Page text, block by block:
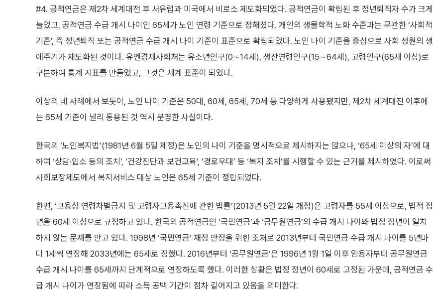
#4. 공적연금은 제2차 세계대전 후 서유럽과 미국에서 비로소 제도화되었다. 공적연금이 확립된 후 정년퇴직자 수가 크게
늘었고, 공적연금 수급 개시 나이인 65세가 노인 연령 기준으로 정해졌다. 개인의 생물학적 노화 수준과는 무관한 ‘사회적
기준’, 즉 정년퇴직 또는 공적연금 수급 개시 나이 기준이 표준으로 확립되었다. 노인 나이 기준을 중심으로 사회 성원의 생
애주기가 제도화된 것이다. 유엔경제사회처는 유소년인구(0∼14세), 생산연령인구(15∼64세), 고령인구(65세 이상)로
구분하여 통계 지표를 만들었고, 그것은 세계 표준이 되었다.
이상의 네 사례에서 보듯이, 노인 나이 기준은 50대, 60세, 65세, 70세 등 다양하게 사용됐지만, 제2차 세계대전 이후에
는 65세 기준이 널리 통용된 것 역시 분명한 사실이다.
한국의 ‘노인복지법’(1981년 6월 5일 제정)은 노인의 나이 기준을 명시적으로 제시하지는 않으나, ‘65세 이상의 자’에 대
하여 ‘상담·입소 등의 조치’, ‘건강진단과 보건교육’, ‘경로우대’ 등 ‘복지 조치’를 시행할 수 있는 근거를 제시하였다. 이로써
사회보장제도에서 복지서비스 대상 노인은 65세 기준이 정립되었다.
한편, ‘고용상 연령차별금지 및 고령자고용촉진에 관한 법률’(2013년 5월 22일 개정)은 고령자를 55세 이상으로, 법적 정
년을 60세 이상으로 규정하고 있다. 한국의 공적연금인 ‘국민연금’과 ‘공무원연금’의 수급 개시 나이와 법정 정년이 일치
하지 않는 문제를 안고 있다. 1998년 ‘국민연금’ 재정 안정을 위한 조처로 2013년부터 국민연금 수급 개시 나이를 5년마
다 1세씩 연장해 2033년에는 65세로 정했다. 2016년부터 ‘공무원연금’은 1996년 1월 1일 이후 임용자부터 공무원연금
수급 개시 나이를 65세까지 단계적으로 연장하도록 했다. 이러한 상황은 법정 정년이 60세로 고정된 가운데, 공적연금 수
급 개시 나이가 연장됨에 따라 소득 공백 기간이 점차 길어지고 있음을 의미한다.